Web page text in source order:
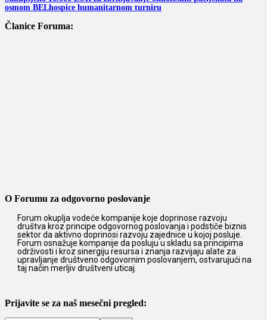
osmom BELhospice humanitarnom turniru
Članice Foruma:
O Forumu za odgovorno poslovanje
Forum okuplja vodeće kompanije koje doprinose razvoju
društva kroz principe odgovornog poslovanja i podstiče biznis
sektor da aktivno doprinosi razvoju zajednice u kojoj posluje.
Forum osnažuje kompanije da posluju u skladu sa principima
održivosti i kroz sinergiju resursa i znanja razvijaju alate za
upravljanje društveno odgovornim poslovanjem, ostvarujući na
taj način merljiv društveni uticaj.
Prijavite se za naš mesečni pregled: